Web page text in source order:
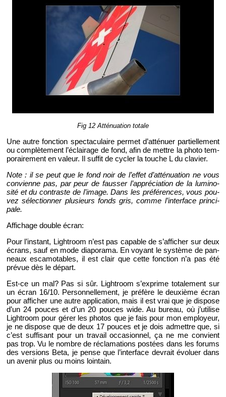
Fig 12 At­té­nua­tion to­tale
Une autre fonc­tion spec­ta­cu­laire per­met d’at­té­nuer par­tiel­le­ment
ou com­plè­te­ment l’éclai­rage de fond, afin de mettre la photo tem­
po­rai­re­ment en va­leur. Il suf­fit de cy­cler la touche L du cla­vier.
Note : il se peut que le fond noir de l’ef­fet d’at­té­nua­tion ne vous
convienne pas, par peur de faus­ser l’ap­pré­cia­tion de la lu­mi­no­
sité et du contraste de l’image. Dans les pré­fé­rences, vous pou­
vez sé­lec­tion­ner plu­sieurs fonds gris, comme l’in­ter­face prin­ci­
pale.
Af­fi­chage double écran:
Pour l’ins­tant, Ligh­troom n’est pas ca­pable de s’af­fi­cher sur deux
écrans, sauf en mode dia­po­rama. En voyant le sys­tème de pan­
neaux es­ca­mo­tables, il est clair que cette fonc­tion n’a pas été
pré­vue dès le dé­part.
Est-ce un mal? Pas si sûr. Ligh­troom s’ex­prime to­ta­le­ment sur
un écran 16/10. Per­son­nel­le­ment, je pré­fère le deuxième écran
pour af­fi­cher une autre ap­pli­ca­tion, mais il est vrai que je dis­pose
d’un 24 pouces et d’un 20 pouces wide. Au bu­reau, où j’uti­lise
Ligh­troom pour gérer les pho­tos que je fais pour mon em­ployeur,
je ne dis­pose que de deux 17 pouces et je dois ad­mettre que, si
c’est suf­fi­sant pour un tra­vail oc­ca­sion­nel, ça ne me convient
pas trop. Vu le nombre de ré­cla­ma­tions pos­tées dans les fo­rums
des ver­sions Beta, je pense que l’in­ter­face de­vrait évo­luer dans
un ave­nir plus ou moins loin­tain.